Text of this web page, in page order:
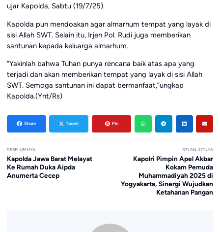
ujar Kapolda, Sabtu (19/7/25).
Kapolda pun mendoakan agar almarhum tempat yang layak di
sisi Allah SWT. Selain itu, Irjen Pol. Rudi juga memberikan
santunan kepada keluarga almarhum.
“Yakinlah bahwa Tuhan punya rencana baik atas apa yang
terjadi dan akan memberikan tempat yang layak di sisi Allah
SWT. Semoga santunan ini dapat bermanfaat,”ungkap
Kapolda.(Ynt/Rs)
Share Tweet Pin
SEBELUMNYA
Kapolda Jawa Barat Melayat
Ke Rumah Duka Aipda
Anumerta Cecep
SELANJUTNYA
Kapolri Pimpin Apel Akbar
Kokam Pemuda
Muhammadiyah 2025 di
Yogyakarta, Sinergi Wujudkan
Ketahanan Pangan